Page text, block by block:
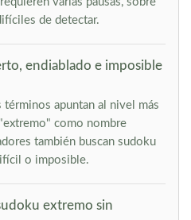
de detectar.
endiablado e imposible
apuntan al nivel más
como nombre
también buscan sudoku
o imposible.
extremo sin